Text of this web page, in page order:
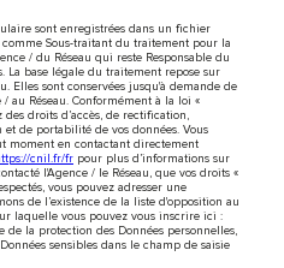
sont enregistrées dans un fichier
Sous-traitant du traitement pour la
/ du Réseau qui reste Responsable du
La base légale du traitement repose sur
Elles sont conservées jusqu'à demande de
au Réseau. Conformément à la loi «
droits d’accès, de rectification,
et de portabilité de vos données. Vous
moment en contactant directement
cnil.fr/fr pour plus d’informations sur
l'Agence / le Réseau, que vos droits «
vous pouvez adresser une
de l’existence de la liste d'opposition au
laquelle vous pouvez vous inscrire ici :
de la protection des Données personnelles,
sensibles dans le champ de saisie